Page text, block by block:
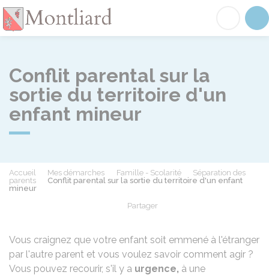
Conflit parental sur la
sortie du territoire d'un
enfant mineur
Accueil Mes démarches Famille - Scolarité
Séparation des
parents
Conflit parental sur la sortie du territoire d'un enfant
mineur
Partager
Vous craignez que votre enfant soit emmené à l'étranger
par l'autre parent et vous voulez savoir comment agir ?
Vous pouvez recourir, s'il y a urgence, à une